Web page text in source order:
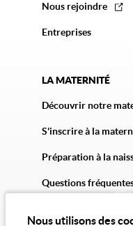
Nous utilisons des
Nous rejoindre
Entreprises
LA MATERNITÉ
Découvrir notre
S'inscrire à la
Préparation à la
Questions